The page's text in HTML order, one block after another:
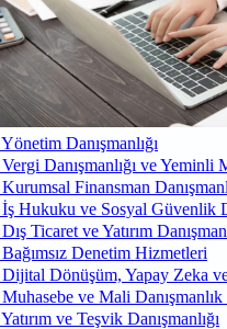
Yönetim Danışmanlığı
Vergi Danışmanlığı ve
Kurumsal Finansman
İş Hukuku ve Sosyal Güvenlik
Dış Ticaret ve Yatırım
Bağımsız Denetim Hizmetleri
Dijital Dönüşüm, Yapay Zeka
Muhasebe ve Mali
Yatırım ve Teşvik Danışmanlığı